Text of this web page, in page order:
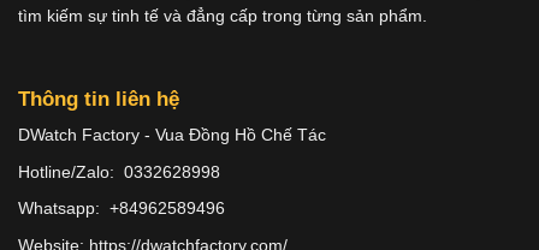
tìm kiếm sự tinh tế và đẳng cấp trong từng sản phẩm.
Thông tin liên hệ
DWatch Factory - Vua Đồng Hồ Chế Tác
Hotline/Zalo: 0332628998
Whatsapp: +84962589496
Website: https://dwatchfactory.com/